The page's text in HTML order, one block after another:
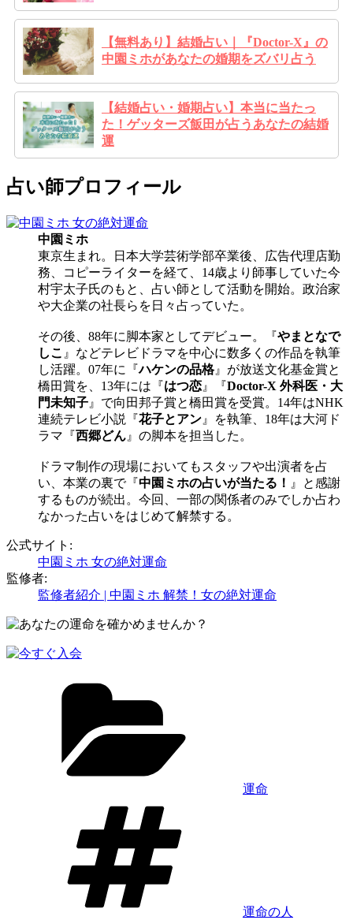
【無料あり】結婚占い｜『Doctor-X』の
中園ミホがあなたの婚期をズバリ占う
【結婚占い・婚期占い】本当に当たっ
た！ゲッターズ飯田が占うあなたの結婚
運
占い師プロフィール
中園ミホ
東京生まれ。日本大学芸術学部卒業後、広告代理店勤
務、コピーライターを経て、14歳より師事していた今
村宇太子氏のもと、占い師として活動を開始。政治家
や大企業の社長らを日々占っていた。
その後、88年に脚本家としてデビュー。『やまとなで
しこ 』などテレビドラマを中心に数多くの作品を執筆
し活躍。07年に『ハケンの品格』が放送文化基金賞と
橋田賞を、13年には『はつ恋 』『Doctor-X 外科医・大
門未知子 』で向田邦子賞と橋田賞を受賞。14年はNHK
連続テレビ小説『花子とアン 』を執筆、18年は大河ド
ラマ『西郷どん 』の脚本を担当した。
ドラマ制作の現場においてもスタッフや出演者を占
い、本業の裏で『中園ミホの占いが当たる！ 』と感謝
するものが続出。今回、一部の関係者のみでしか占わ
なかった占いをはじめて解禁する。
公式サイト:
中園ミホ 女の絶対運命
監修者:
監修者紹介 | 中園ミホ 解禁！女の絶対運命
運命
運命の人